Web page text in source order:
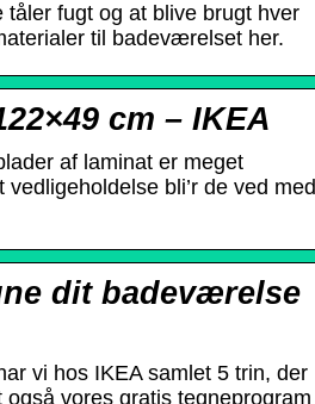
fugt og at blive brugt hver
til badeværelset her.
cm – IKEA
af laminat er meget
bli’r de ved med
dit badeværelse
vi hos IKEA samlet 5 trin, der
vores gratis tegneprogram